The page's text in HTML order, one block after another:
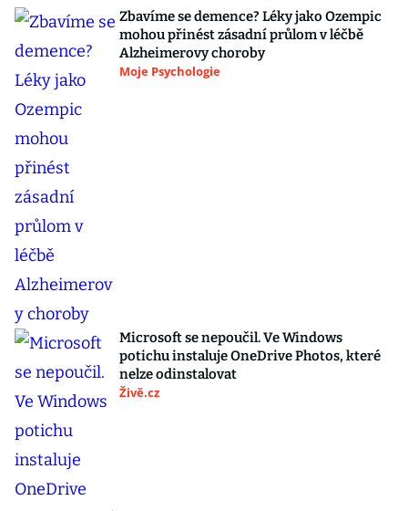
Zbavíme se demence? Léky jako Ozempic
mohou přinést zásadní průlom v léčbě
Alzheimerovy choroby
Moje Psychologie
Microsoft se nepoučil. Ve Windows
potichu instaluje OneDrive Photos, které
nelze odinstalovat
Živě.cz